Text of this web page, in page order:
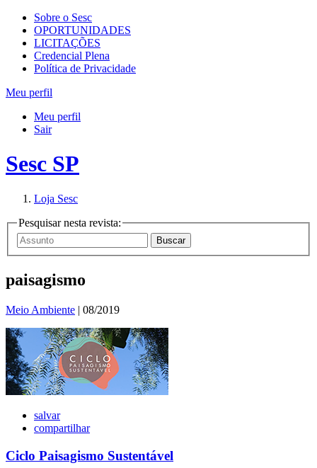
Sobre o Sesc
OPORTUNIDADES
LICITAÇÕES
Credencial Plena
Política de Privacidade
Meu perfil
Meu perfil
Sair
Sesc SP
Loja Sesc
Pesquisar nesta revista:
paisagismo
Meio Ambiente | 08/2019
salvar
compartilhar
Ciclo Paisagismo Sustentável